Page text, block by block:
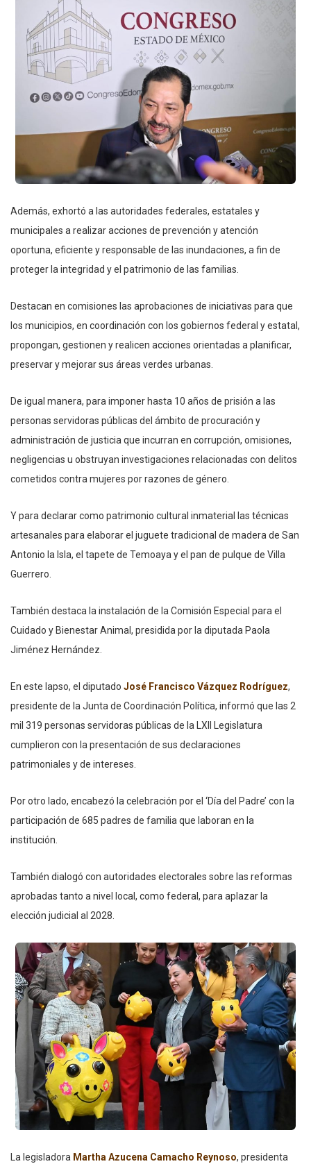
Además, exhortó a las autoridades federales, estatales y
municipales a realizar acciones de prevención y atención
oportuna, eficiente y responsable de las inundaciones, a fin de
proteger la integridad y el patrimonio de las familias.
Destacan en comisiones las aprobaciones de iniciativas para que
los municipios, en coordinación con los gobiernos federal y estatal,
propongan, gestionen y realicen acciones orientadas a planificar,
preservar y mejorar sus áreas verdes urbanas.
De igual manera, para imponer hasta 10 años de prisión a las
personas servidoras públicas del ámbito de procuración y
administración de justicia que incurran en corrupción, omisiones,
negligencias u obstruyan investigaciones relacionadas con delitos
cometidos contra mujeres por razones de género.
Y para declarar como patrimonio cultural inmaterial las técnicas
artesanales para elaborar el juguete tradicional de madera de San
Antonio la Isla, el tapete de Temoaya y el pan de pulque de Villa
Guerrero.
También destaca la instalación de la Comisión Especial para el
Cuidado y Bienestar Animal, presidida por la diputada Paola
Jiménez Hernández.
En este lapso, el diputado José Francisco Vázquez Rodríguez,
presidente de la Junta de Coordinación Política, informó que las 2
mil 319 personas servidoras públicas de la LXII Legislatura
cumplieron con la presentación de sus declaraciones
patrimoniales y de intereses.
Por otro lado, encabezó la celebración por el ‘Día del Padre’ con la
participación de 685 padres de familia que laboran en la
institución.
También dialogó con autoridades electorales sobre las reformas
aprobadas tanto a nivel local, como federal, para aplazar la
elección judicial al 2028.
La legisladora Martha Azucena Camacho Reynoso, presidenta